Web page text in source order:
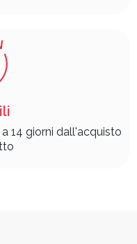
14 giorni dall'acquisto